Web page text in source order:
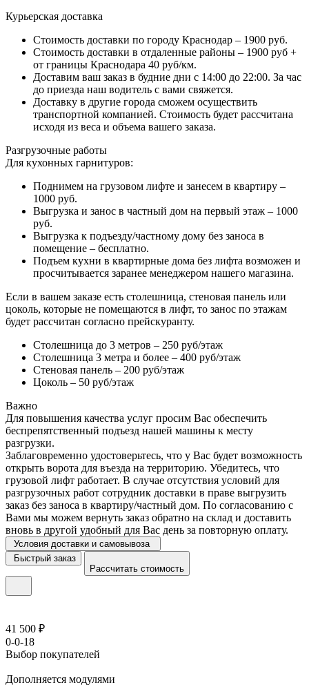
Курьерская доставка
Стоимость доставки по городу Краснодар – 1900 руб.
Стоимость доставки в отдаленные районы – 1900 руб +
от границы Краснодара 40 руб/км.
Доставим ваш заказ в будние дни с 14:00 до 22:00. За час
до приезда наш водитель с вами свяжется.
Доставку в другие города сможем осуществить
транспортной компанией. Стоимость будет рассчитана
исходя из веса и объема вашего заказа.
Разгрузочные работы
Для кухонных гарнитуров:
Поднимем на грузовом лифте и занесем в квартиру –
1000 руб.
Выгрузка и занос в частный дом на первый этаж – 1000
руб.
Выгрузка к подъезду/частному дому без заноса в
помещение – бесплатно.
Подъем кухни в квартирные дома без лифта возможен и
просчитывается заранее менеджером нашего магазина.
Если в вашем заказе есть столешница, стеновая панель или
цоколь, которые не помещаются в лифт, то занос по этажам
будет рассчитан согласно прейскуранту.
Столешница до 3 метров – 250 руб/этаж
Столешница 3 метра и более – 400 руб/этаж
Стеновая панель – 200 руб/этаж
Цоколь – 50 руб/этаж
Важно
Для повышения качества услуг просим Вас обеспечить
беспрепятственный подъезд нашей машины к месту
разгрузки.
Заблаговременно удостоверьтесь, что у Вас будет возможность
открыть ворота для въезда на территорию. Убедитесь, что
грузовой лифт работает. В случае отсутствия условий для
разгрузочных работ сотрудник доставки в праве выгрузить
заказ без заноса в квартиру/частный дом. По согласованию с
Вами мы можем вернуть заказ обратно на склад и доставить
вновь в другой удобный для Вас день за повторную оплату.
Условия доставки и самовывоза
Быстрый заказ
Рассчитать стоимость
41 500 ₽
0-0-18
Выбор покупателей
Дополняется модулями